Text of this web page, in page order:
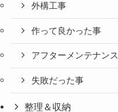
外構工事
作って良かった事
アフターメンテナンス
失敗だった事
整理＆収納